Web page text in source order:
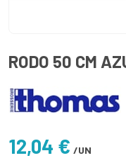
RODO 50 CM
12,04 € /UN